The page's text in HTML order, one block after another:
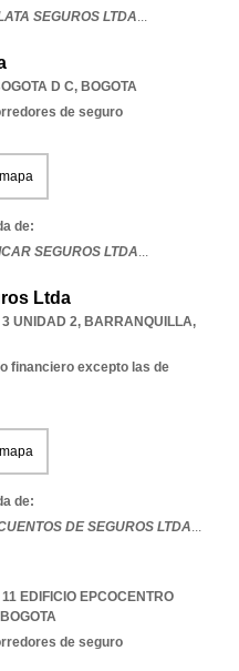
SEGUROS LTDA...
D C, BOGOTA
de seguro
de:
SEGUROS LTDA...
Ltda
UNIDAD 2, BARRANQUILLA,
financiero excepto las de
de:
DE SEGUROS LTDA...
EDIFICIO EPCOCENTRO
BOGOTA
de seguro